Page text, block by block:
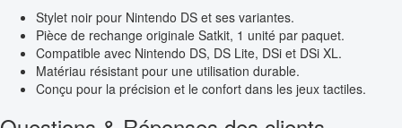
Stylet noir pour Nintendo DS et ses variantes.
Pièce de rechange originale Satkit, 1 unité par paquet.
Compatible avec Nintendo DS, DS Lite, DSi et DSi XL.
Matériau résistant pour une utilisation durable.
Conçu pour la précision et le confort dans les jeux tactiles.